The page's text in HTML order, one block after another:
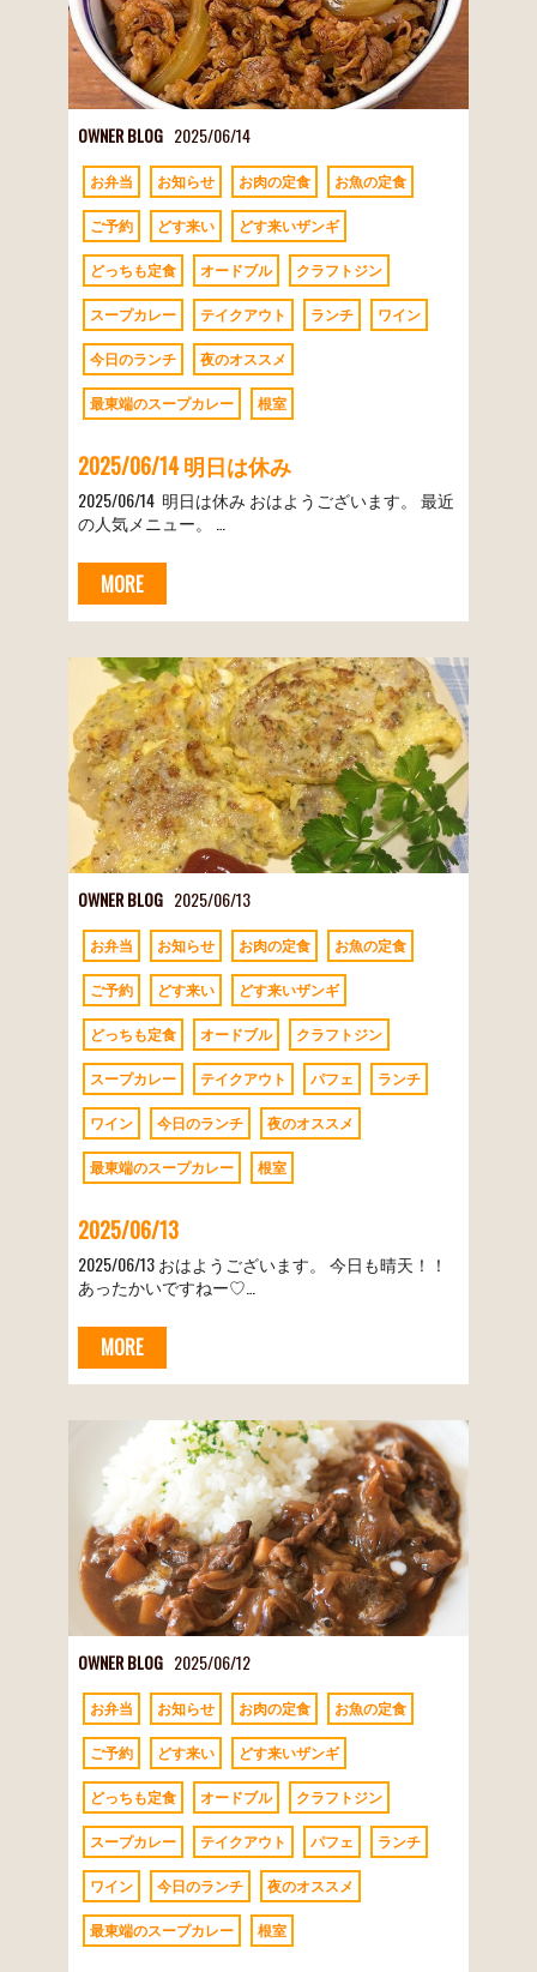
OWNER BLOG 2025/06/14
お弁当 お知らせ お肉の定食 お魚の定食
ご予約 どす来い どす来いザンギ
どっちも定食 オードブル クラフトジン
スープカレー テイクアウト ランチ ワイン
今日のランチ 夜のオススメ
最東端のスープカレー 根室
2025/06/14 明日は休み
2025/06/14 明日は休み おはようございます。 最近
の人気メニュー。 …
MORE
OWNER BLOG 2025/06/13
お弁当 お知らせ お肉の定食 お魚の定食
ご予約 どす来い どす来いザンギ
どっちも定食 オードブル クラフトジン
スープカレー テイクアウト パフェ ランチ
ワイン 今日のランチ 夜のオススメ
最東端のスープカレー 根室
2025/06/13
2025/06/13 おはようございます。 今日も晴天！！
あったかいですねー♡…
MORE
OWNER BLOG 2025/06/12
お弁当 お知らせ お肉の定食 お魚の定食
ご予約 どす来い どす来いザンギ
どっちも定食 オードブル クラフトジン
スープカレー テイクアウト パフェ ランチ
ワイン 今日のランチ 夜のオススメ
最東端のスープカレー 根室